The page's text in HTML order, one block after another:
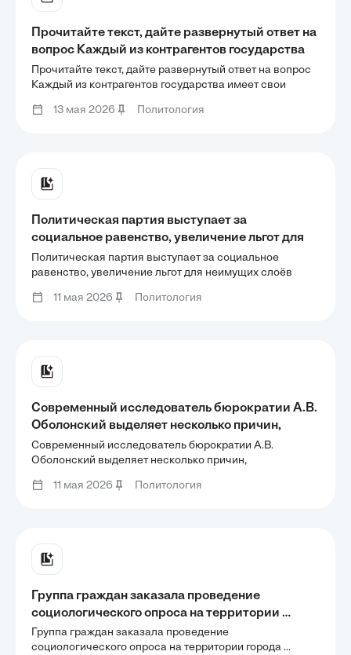
Прочитайте текст, дайте развернутый ответ на
вопрос Каждый из контрагентов государства
имеет свои каналы воздействия на процесс
целеполагания и другие важные параметры
деятельности, обладает специфическими
способами взаимодействия с центрами
Прочитайте текст, дайте развернутый ответ на вопрос
Каждый из контрагентов государства имеет свои
другие важные параметры деятельности, обладает
13 мая 2026 Политология
Политическая партия выступает за
социальное равенство, увеличение льгот для
неимущих слоёв населения, имеет
центральные органы и региональные
отделения. На последних выборах,
проходящих по партийным спискам, партия
Политическая партия выступает за социальное
равенство, увеличение льгот для неимущих слоёв
отделения. На последних выборах, проходящих по
11 мая 2026 Политология
Современный исследователь бюрократии А.В.
Оболонский выделяет несколько причин,
способствующих перерождению
бюрократической организации и
порождающих бюрократизм как социальное
явление. В качестве социально-политической
Современный исследователь бюрократии А.В.
Оболонский выделяет несколько причин,
организации и порождающих бюрократизм как
11 мая 2026 Политология
Группа граждан заказала проведение
социологического опроса на территории
города Стерлитамака по вопросу об
отношении к инициативе группы
Группа граждан заказала проведение
социологического опроса на территории города